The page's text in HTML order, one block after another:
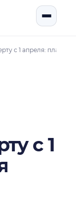
с 1 апреля:
с 1